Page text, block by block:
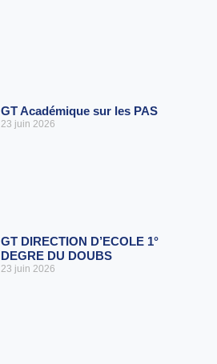
GT Académique sur les PAS
23 juin 2026
GT DIRECTION D’ECOLE 1°
DEGRE DU DOUBS
23 juin 2026